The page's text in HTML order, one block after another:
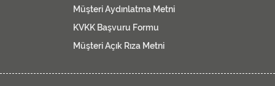
Müşteri Aydınlatma Metni
KVKK Başvuru Formu
Müşteri Açık Rıza Metni